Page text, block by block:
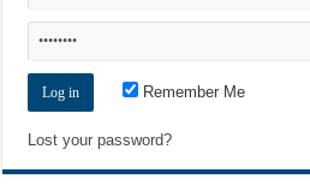
Remember Me
Lost your password?